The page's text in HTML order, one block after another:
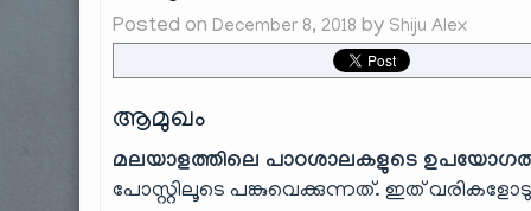
Posted on December 8, 2018 by Shiju Alex
ആമുഖം
മലയാളത്തിലെ പാഠശാലകളുടെ
പോസ്റ്റിലൂടെ പങ്കുവെക്കുന്നത്. ഇത്